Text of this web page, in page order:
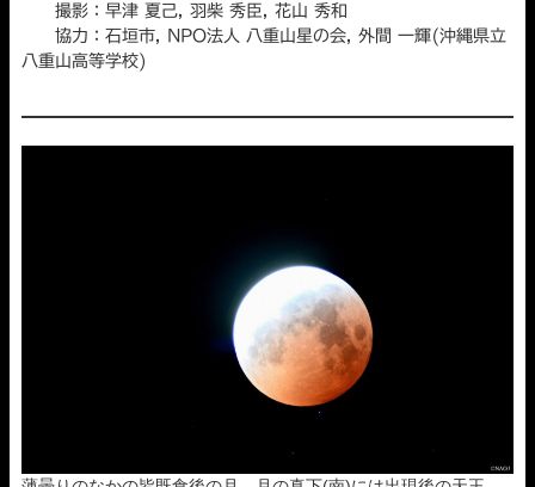
撮影：早津 夏己, 羽柴 秀臣, 花山 秀和
協力：石垣市, NPO法人 八重山星の会, 外間 一輝(沖縄県立
八重山高等学校)